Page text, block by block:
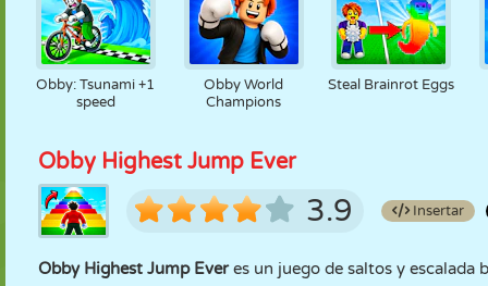
Obby: Tsunami +1
speed
Obby World
Champions
Steal Brainrot Eggs
Obby Highest Jump Ever
3.9 Insertar
Obby Highest Jump Everes un juego de saltos y escalada